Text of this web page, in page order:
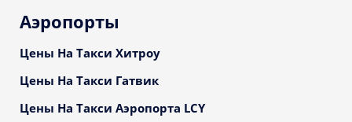
Аэропорты
Цены На Такси Хитроу
Цены На Такси Гатвик
Цены На Такси Аэропорта LCY